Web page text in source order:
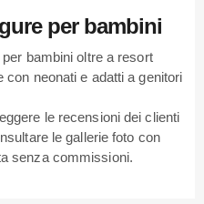
per bambini
bambini oltre a resort
con neonati e adatti a genitori
le recensioni dei clienti
le gallerie foto con
senza commissioni.